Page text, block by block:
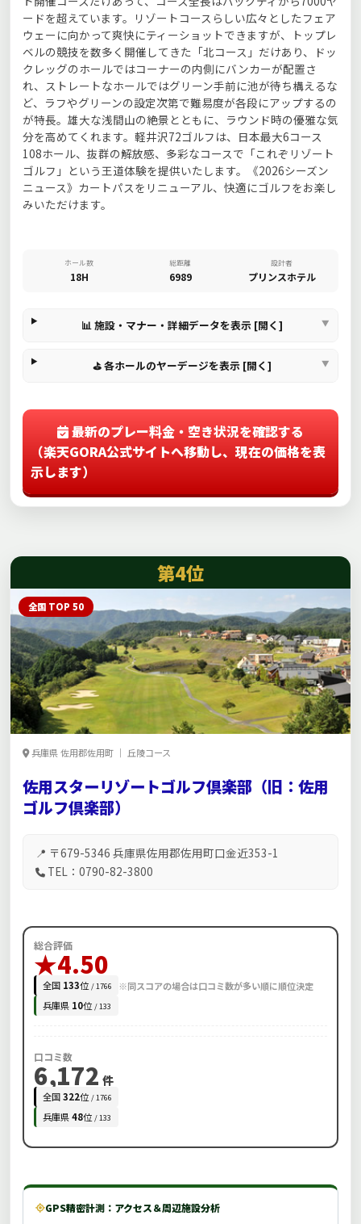
ードを超えています。リゾートコースらしい広々としたフェア
ウェーに向かって爽快にティーショットできますが、トップレ
ベルの競技を数多く開催してきた「北コース」だけあり、ドッ
クレッグのホールではコーナーの内側にバンカーが配置さ
れ、ストレートなホールではグリーン手前に池が待ち構えるな
ど、ラフやグリーンの設定次第で難易度が各段にアップするの
が特長。雄大な浅間山の絶景とともに、ラウンド時の優雅な気
分を高めてくれます。軽井沢72ゴルフは、日本最大6コース
108ホール、抜群の解放感、多彩なコースで「これぞリゾート
ゴルフ」という王道体験を提供いたします。《2026シーズン
ニュース》カートパスをリニューアル、快適にゴルフをお楽し
みいただけます。
ホール数
18H
総距離
6989
設計者
プリンスホテル
📊 施設・マナー・詳細データを表示 [開く]
⛳ 各ホールのヤーデージを表示 [開く]
最新のプレー料金・空き状況を確認する
（楽天GORA公式サイトへ移動し、現在の価格を表
示します）
第4位
全国 TOP 50
兵庫県 佐用郡佐用町 ｜ 丘陵コース
佐用スターリゾートゴルフ倶楽部（旧：佐用
ゴルフ倶楽部）
📍 〒679-5346 兵庫県佐用郡佐用町口金近353-1
TEL：0790-82-3800
総合評価
★4.50
全国 133位 / 1766
兵庫県 10位 / 133
※同スコアの場合は口コミ数が多い順に順位決定
口コミ数
6,172 件
全国322位 / 1766
兵庫県48位 / 133
GPS精密計測：アクセス＆周辺施設分析